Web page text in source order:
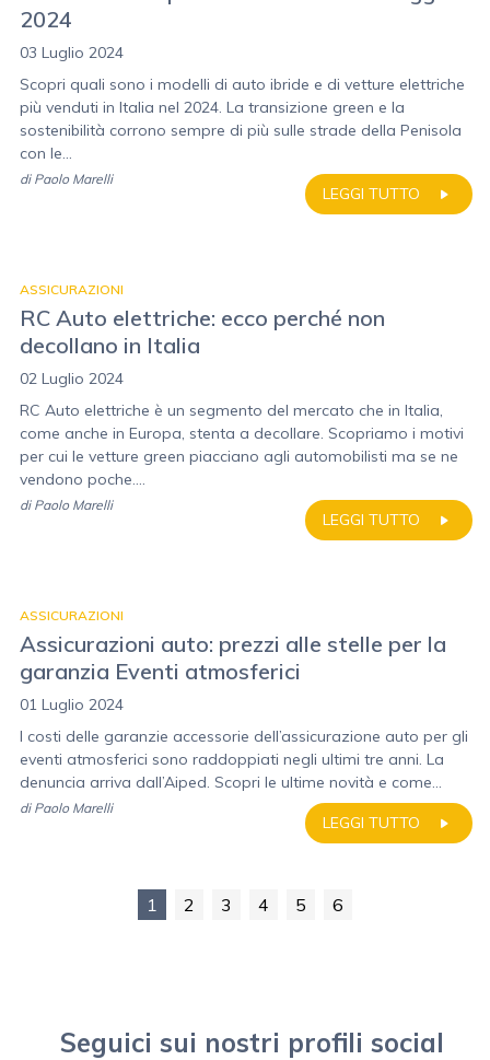
2024
03 Luglio 2024
Scopri quali sono i modelli di auto ibride e di vetture elettriche
più venduti in Italia nel 2024. La transizione green e la
sostenibilità corrono sempre di più sulle strade della Penisola
con le...
LEGGI TUTTO
di Paolo Marelli
ASSICURAZIONI
RC Auto elettriche: ecco perché non
decollano in Italia
02 Luglio 2024
RC Auto elettriche è un segmento del mercato che in Italia,
come anche in Europa, stenta a decollare. Scopriamo i motivi
per cui le vetture green piacciano agli automobilisti ma se ne
vendono poche....
LEGGI TUTTO
di Paolo Marelli
ASSICURAZIONI
Assicurazioni auto: prezzi alle stelle per la
garanzia Eventi atmosferici
01 Luglio 2024
I costi delle garanzie accessorie dell’assicurazione auto per gli
eventi atmosferici sono raddoppiati negli ultimi tre anni. La
denuncia arriva dall’Aiped. Scopri le ultime novità e come...
LEGGI TUTTO
di Paolo Marelli
1 2 3 4 5 6
Seguici sui nostri profili social